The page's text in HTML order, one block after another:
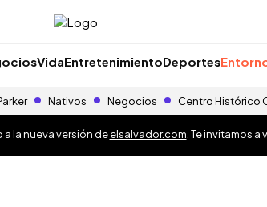
VidaEntretenimientoDeportes
Nativos Negocios Centro Histórico
a la nueva versión deelsalvador.com . Te invitamos